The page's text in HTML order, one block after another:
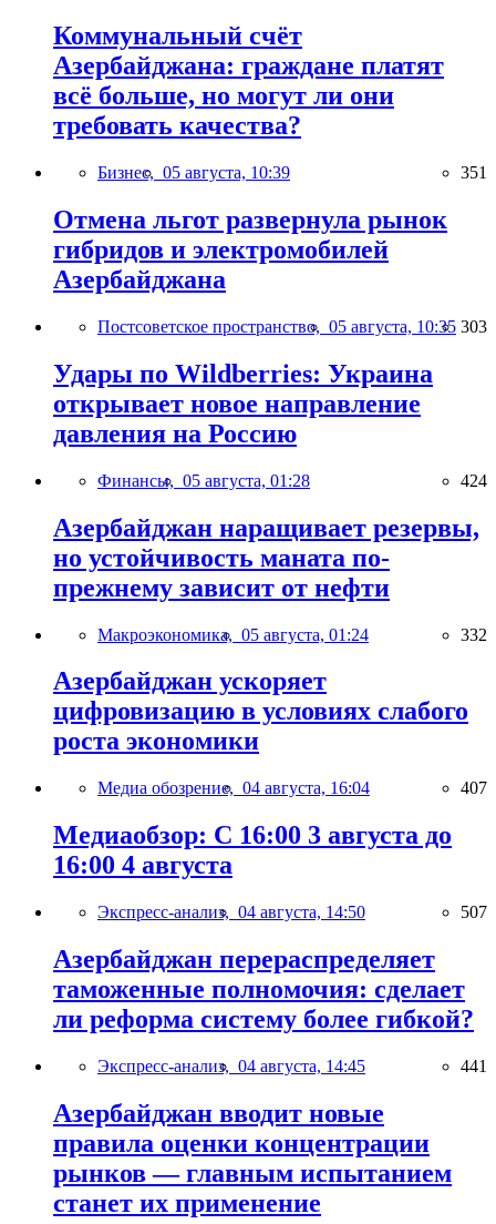
Коммунальный счёт
Азербайджана: граждане платят
всё больше, но могут ли они
требовать качества?
Бизнес, 05 августа, 10:39 351
Отмена льгот развернула рынок
гибридов и электромобилей
Азербайджана
Постсоветское пространство, 05 августа, 10:35 303
Удары по Wildberries: Украина
открывает новое направление
давления на Россию
Финансы, 05 августа, 01:28 424
Азербайджан наращивает резервы,
но устойчивость маната по-
прежнему зависит от нефти
Макроэкономика, 05 августа, 01:24 332
Азербайджан ускоряет
цифровизацию в условиях слабого
роста экономики
Медиа обозрение, 04 августа, 16:04 407
Медиаобзор: С 16:00 3 августа до
16:00 4 августа
Экспресс-анализ, 04 августа, 14:50 507
Азербайджан перераспределяет
таможенные полномочия: сделает
ли реформа систему более гибкой?
Экспресс-анализ, 04 августа, 14:45 441
Азербайджан вводит новые
правила оценки концентрации
рынков — главным испытанием
станет их применение